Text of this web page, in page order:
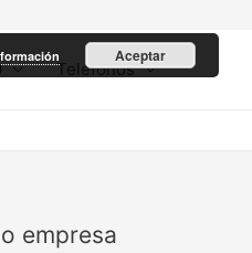
Teléfonos
empresa
Aceptar